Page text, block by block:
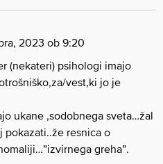
2023 ob 9:20
(nekateri) psihologi imajo
vest,ki jo je
ukane ,sodobnega sveta…žal
pokazati..že resnica o
greha”.